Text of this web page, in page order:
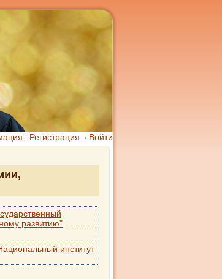
Регистрация
Войти
развитию"
институт